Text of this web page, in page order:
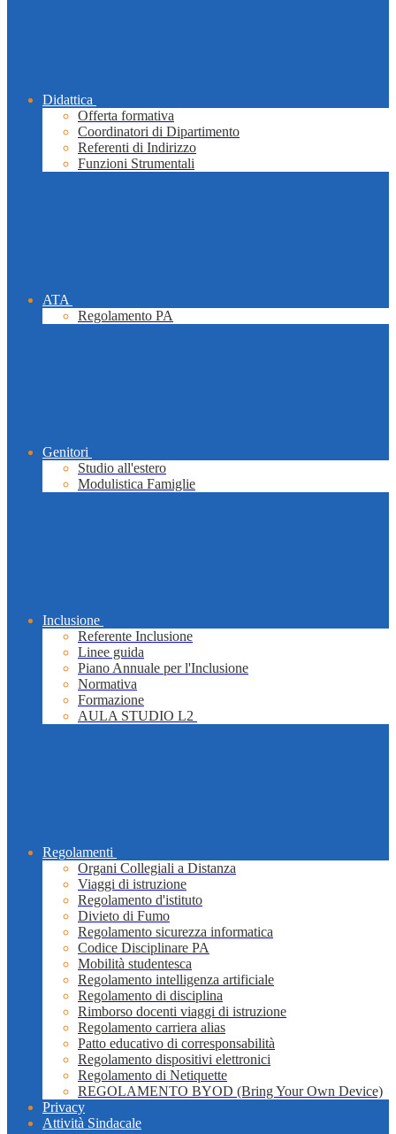
Didattica
Offerta formativa
Coordinatori di Dipartimento
Referenti di Indirizzo
Funzioni Strumentali
ATA
Regolamento PA
Genitori
Studio all'estero
Modulistica Famiglie
Inclusione
Referente Inclusione
Linee guida
Piano Annuale per l'Inclusione
Normativa
Formazione
AULA STUDIO L2
Regolamenti
Organi Collegiali a Distanza
Viaggi di istruzione
Regolamento d'istituto
Divieto di Fumo
Regolamento sicurezza informatica
Codice Disciplinare PA
Mobilità studentesca
Regolamento intelligenza artificiale
Regolamento di disciplina
Rimborso docenti viaggi di istruzione
Regolamento carriera alias
Patto educativo di corresponsabilità
Regolamento dispositivi elettronici
Regolamento di Netiquette
REGOLAMENTO BYOD (Bring Your Own Device)
Privacy
Attività Sindacale